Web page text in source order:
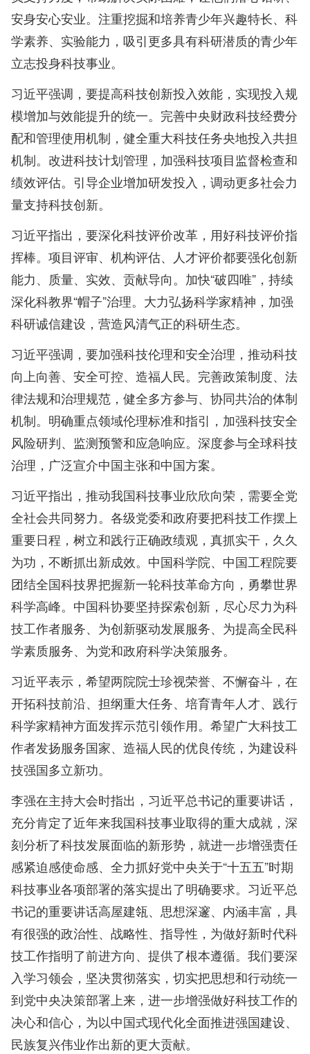
安身安心安业。注重挖掘和培养青少年兴趣特长、科
学素养、实验能力，吸引更多具有科研潜质的青少年
立志投身科技事业。
习近平强调，要提高科技创新投入效能，实现投入规
模增加与效能提升的统一。完善中央财政科技经费分
配和管理使用机制，健全重大科技任务央地投入共担
机制。改进科技计划管理，加强科技项目监督检查和
绩效评估。引导企业增加研发投入，调动更多社会力
量支持科技创新。
习近平指出，要深化科技评价改革，用好科技评价指
挥棒。项目评审、机构评估、人才评价都要强化创新
能力、质量、实效、贡献导向。加快“破四唯”，持续
深化科教界“帽子”治理。大力弘扬科学家精神，加强
科研诚信建设，营造风清气正的科研生态。
习近平强调，要加强科技伦理和安全治理，推动科技
向上向善、安全可控、造福人民。完善政策制度、法
律法规和治理规范，健全多方参与、协同共治的体制
机制。明确重点领域伦理标准和指引，加强科技安全
风险研判、监测预警和应急响应。深度参与全球科技
治理，广泛宣介中国主张和中国方案。
习近平指出，推动我国科技事业欣欣向荣，需要全党
全社会共同努力。各级党委和政府要把科技工作摆上
重要日程，树立和践行正确政绩观，真抓实干，久久
为功，不断抓出新成效。中国科学院、中国工程院要
团结全国科技界把握新一轮科技革命方向，勇攀世界
科学高峰。中国科协要坚持探索创新，尽心尽力为科
技工作者服务、为创新驱动发展服务、为提高全民科
学素质服务、为党和政府科学决策服务。
习近平表示，希望两院院士珍视荣誉、不懈奋斗，在
开拓科技前沿、担纲重大任务、培育青年人才、践行
科学家精神方面发挥示范引领作用。希望广大科技工
作者发扬服务国家、造福人民的优良传统，为建设科
技强国多立新功。
李强在主持大会时指出，习近平总书记的重要讲话，
充分肯定了近年来我国科技事业取得的重大成就，深
刻分析了科技发展面临的新形势，就进一步增强责任
感紧迫感使命感、全力抓好党中央关于“十五五”时期
科技事业各项部署的落实提出了明确要求。习近平总
书记的重要讲话高屋建瓴、思想深邃、内涵丰富，具
有很强的政治性、战略性、指导性，为做好新时代科
技工作指明了前进方向、提供了根本遵循。我们要深
入学习领会，坚决贯彻落实，切实把思想和行动统一
到党中央决策部署上来，进一步增强做好科技工作的
决心和信心，为以中国式现代化全面推进强国建设、
民族复兴伟业作出新的更大贡献。